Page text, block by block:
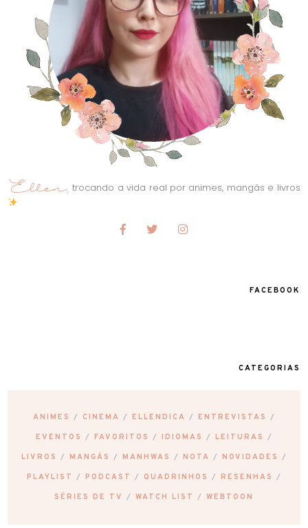
trocando a vida real por animes, mangás e livros
FACEBOOK
CATEGORIAS
ANIMES CINEMA ELLENDICA ENTREVISTAS
EVENTOS FAVORITOS IDIOMAS LEITURAS
LIVROS MANGÁS MANHWAS NOTA NOVIDADES
PLAYLIST PODCAST QUADRINHOS RESENHAS
SÉRIES DE TV WATCH LIST WEBTOON